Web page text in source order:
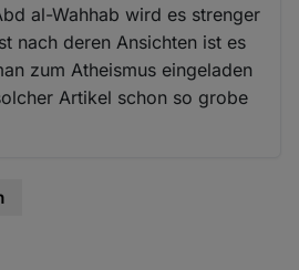
al-Wahhab wird es strenger
nach deren Ansichten ist es
zum Atheismus eingeladen
Artikel schon so grobe